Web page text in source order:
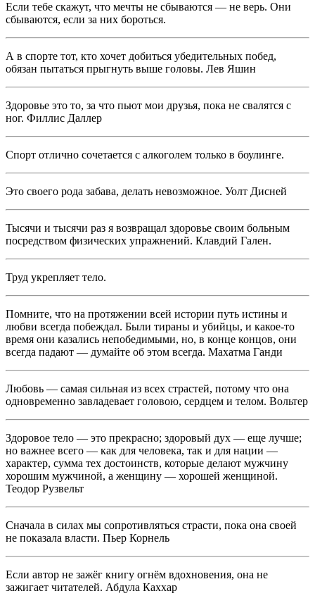
Если тебе скажут, что мечты не сбываются — не верь. Они
сбываются, если за них бороться.
А в спорте тот, кто хочет добиться убедительных побед,
обязан пытаться прыгнуть выше головы. Лев Яшин
Здоровье это то, за что пьют мои друзья, пока не свалятся с
ног. Филлис Даллер
Спорт отлично сочетается с алкоголем только в боулинге.
Это своего рода забава, делать невозможное. Уолт Дисней
Тысячи и тысячи раз я возвращал здоровье своим больным
посредством физических упражнений. Клавдий Гален.
Труд укрепляет тело.
Помните, что на протяжении всей истории путь истины и
любви всегда побеждал. Были тираны и убийцы, и какое-то
время они казались непобедимыми, но, в конце концов, они
всегда падают — думайте об этом всегда. Махатма Ганди
Любовь — самая сильная из всех страстей, потому что она
одновременно завладевает головою, сердцем и телом. Вольтер
Здоровое тело — это прекрасно; здоровый дух — еще лучше;
но важнее всего — как для человека, так и для нации —
характер, сумма тех достоинств, которые делают мужчину
хорошим мужчиной, а женщину — хорошей женщиной.
Теодор Рузвельт
Сначала в силах мы сопротивляться страсти, пока она своей
не показала власти. Пьер Корнель
Если автор не зажёг книгу огнём вдохновения, она не
зажигает читателей. Абдула Каххар